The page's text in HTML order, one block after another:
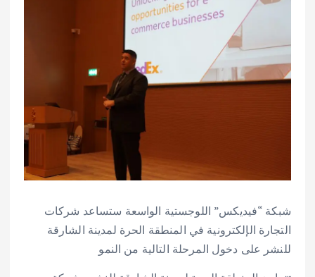
شبكة “فيديكس” اللوجستية الواسعة ستساعد شركات
التجارة الإلكترونية في المنطقة الحرة لمدينة الشارقة
للنشر على دخول المرحلة التالية من النمو